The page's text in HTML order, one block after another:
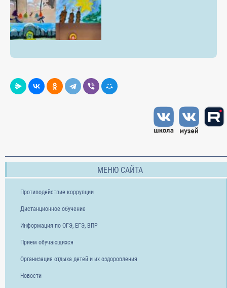
МЕНЮ САЙТА
Противодействие коррупции
Дистанционное обучение
Информация по ОГЭ, ЕГЭ, ВПР
Прием обучающихся
Организация отдыха детей и их оздоровления
Новости